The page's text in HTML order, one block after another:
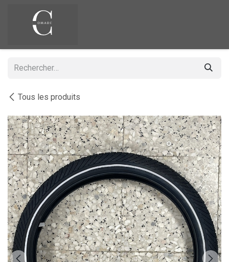
Tous les produits